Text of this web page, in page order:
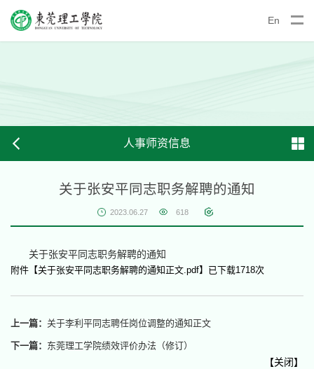
En
人事师资信息
关于张安平同志职务解聘的通知
2023.06.27 618
关于张安平同志职务解聘的通知
附件【关于张安平同志职务解聘的通知正文.pdf】已下载1718次
上一篇： 关于李利平同志聘任岗位调整的通知正文
下一篇： 东莞理工学院绩效评价办法（修订）
【关闭】